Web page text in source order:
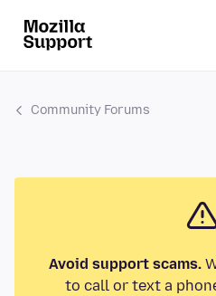
Community Forums
Avoid support scams.
to call or text a